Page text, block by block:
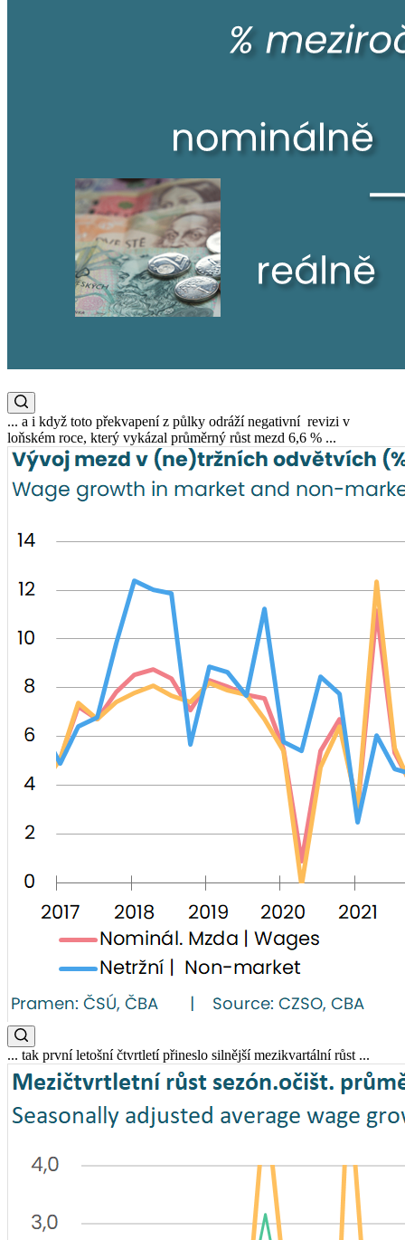
... a i když toto překvapení z půlky odráží negativní revizi v
loňském roce, který vykázal průměrný růst mezd 6,6 % ...
... tak první letošní čtvrtletí přineslo silnější mezikvartální růst ...